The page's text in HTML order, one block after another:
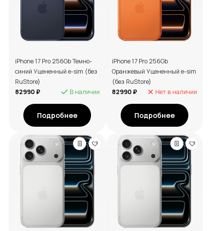
iPhone 17 Pro 256Gb Темно-
синий Уцененный e-sim (без
RuStore)
82990 ₽
В наличии
Подробнее
iPhone 17 Pro 256Gb
Оранжевый Уцененный e-sim
(без RuStore)
82990 ₽
Нет в наличии
Подробнее